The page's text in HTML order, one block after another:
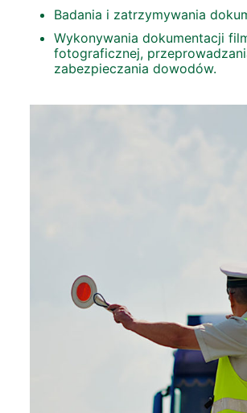
Badania i zatrzymywania
Wykonywania dokumentacji
fotograficznej,
zabezpieczania dowodów.